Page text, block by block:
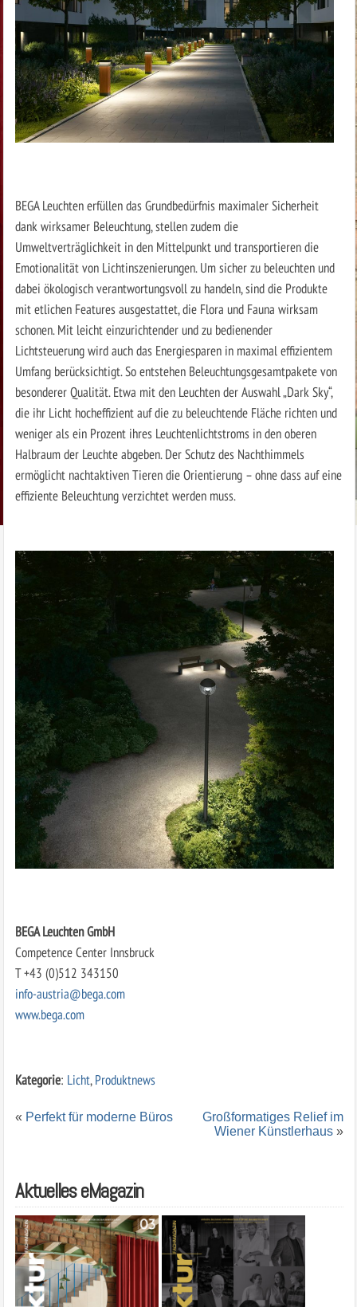
BEGA Leuchten erfüllen das Grundbedürfnis maximaler Sicherheit
dank wirksamer Beleuchtung, stellen zudem die
Umweltverträglichkeit in den Mittelpunkt und transportieren die
Emotionalität von Lichtinszenierungen. Um sicher zu beleuchten und
dabei ökologisch verantwortungsvoll zu handeln, sind die Produkte
mit etlichen Features ausgestattet, die Flora und Fauna wirksam
schonen. Mit leicht einzurichtender und zu bedienender
Lichtsteuerung wird auch das Energiesparen in maximal effizientem
Umfang berücksichtigt. So entstehen Beleuchtungsgesamtpakete von
besonderer Qualität. Etwa mit den Leuchten der Auswahl „Dark Sky“,
die ihr Licht hocheffizient auf die zu beleuchtende Fläche richten und
weniger als ein Prozent ihres Leuchtenlichtstroms in den oberen
Halbraum der Leuchte abgeben. Der Schutz des Nachthimmels
ermöglicht nachtaktiven Tieren die Orientierung – ohne dass auf eine
effiziente Beleuchtung verzichtet werden muss.
BEGA Leuchten GmbH
Competence Center Innsbruck
T +43 (0)512 343150
info-austria@bega.com
www.bega.com
Kategorie: Licht,Produktnews
« Perfekt für moderne Büros
Großformatiges Relief im
Wiener Künstlerhaus »
Aktuelles eMagazin